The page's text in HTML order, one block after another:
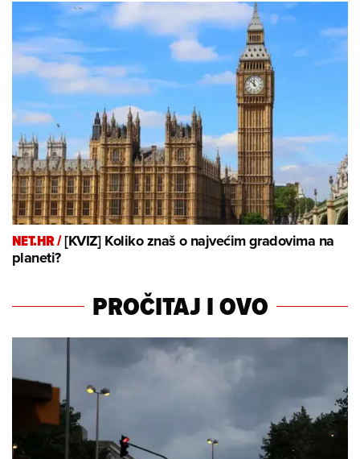
NET.HR /[KVIZ] Koliko znaš o najvećim gradovima na
planeti?
PROČITAJ I OVO